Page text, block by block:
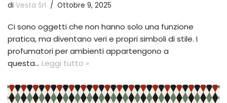
di Vesta Srl Ottobre 9, 2025
Ci sono oggetti che non hanno solo una funzione
pratica, ma diventano veri e propri simboli di stile. I
profumatori per ambienti appartengono a
questa… Leggi tutto »